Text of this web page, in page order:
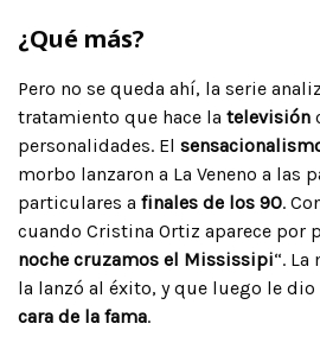
¿Qué más?
Pero no se queda ahí, la serie
tratamiento que hace la televisión
personalidades. El
morbo lanzaron a La Veneno a las
particulares a finales de los 90.
cuando Cristina Ortiz aparece por
noche cruzamos el Mississipi“.
la lanzó al éxito, y que luego le dio
cara de la fama.